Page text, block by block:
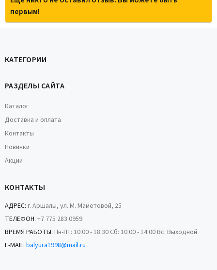
первым!
КАТЕГОРИИ
РАЗДЕЛЫ САЙТА
Каталог
Доставка и оплата
Контакты
Новинки
Акции
КОНТАКТЫ
АДРЕС: г. Аршалы, ул. М. Маметовой, 25
ТЕЛЕФОН: +7 775 283 0959
ВРЕМЯ РАБОТЫ: Пн-Пт: 10:00 - 18:30 Сб: 10:00 - 14:00 Вс: Выходной
E-MAIL: balyura1998@mail.ru